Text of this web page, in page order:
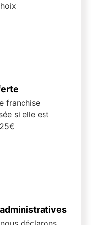
franchise
si elle est
déclarons